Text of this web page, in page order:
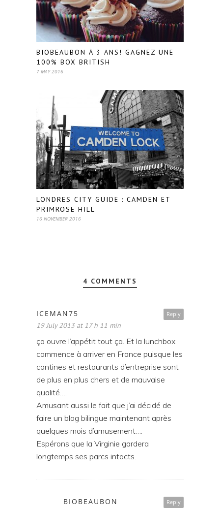
BIOBEAUBON À 3 ANS! GAGNEZ UNE
100% BOX BRITISH
7 MAY 2016
LONDRES CITY GUIDE : CAMDEN ET
PRIMROSE HILL
16 NOVEMBER 2016
4 COMMENTS
Reply
ICEMAN75
19 July 2013 at 17 h 11 min
ça ouvre l’appétit tout ça. Et la lunchbox
commence à arriver en France puisque les
cantines et restaurants d’entreprise sont
de plus en plus chers et de mauvaise
qualité….
Amusant aussi le fait que j’ai décidé de
faire un blog bilingue maintenant après
quelques mois d’amusement….
Espérons que la Virginie gardera
longtemps ses parcs intacts.
Reply
BIOBEAUBON